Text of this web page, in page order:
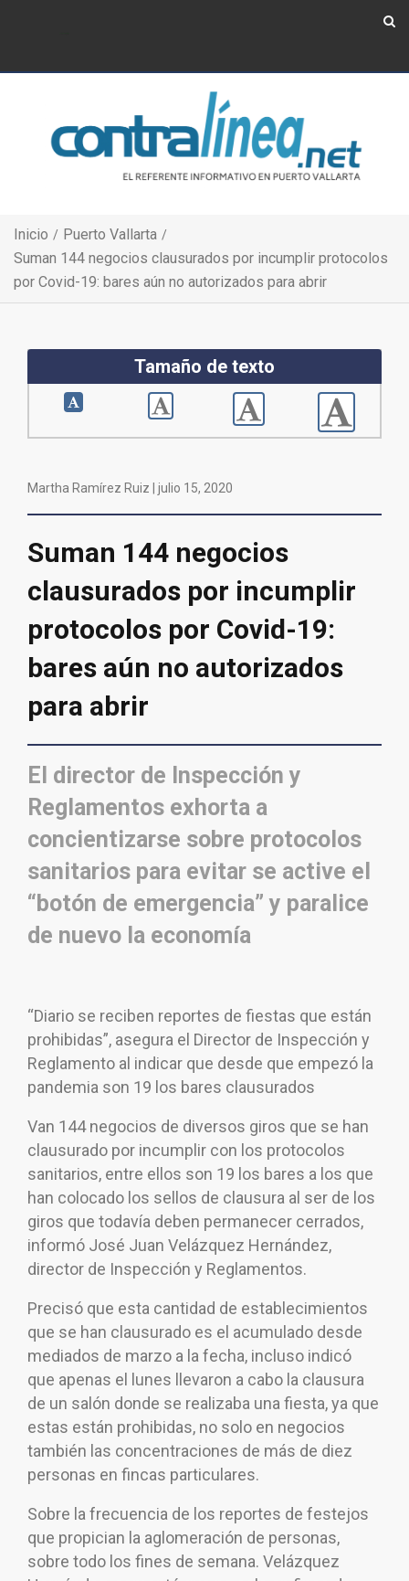
Inicio
Puerto Vallarta
Suman 144 negocios clausurados por incumplir protocolos
por Covid-19: bares aún no autorizados para abrir
Tamaño de texto
Martha Ramírez Ruiz | julio 15, 2020
Suman 144 negocios
clausurados por incumplir
protocolos por Covid-19:
bares aún no autorizados
para abrir
El director de Inspección y
Reglamentos exhorta a
concientizarse sobre protocolos
sanitarios para evitar se active el
“botón de emergencia” y paralice
de nuevo la economía
“Diario se reciben reportes de fiestas que están
prohibidas”, asegura el Director de Inspección y
Reglamento al indicar que desde que empezó la
pandemia son 19 los bares clausurados
Van 144 negocios de diversos giros que se han
clausurado por incumplir con los protocolos
sanitarios, entre ellos son 19 los bares a los que
han colocado los sellos de clausura al ser de los
giros que todavía deben permanecer cerrados,
informó José Juan Velázquez Hernández,
director de Inspección y Reglamentos.
Precisó que esta cantidad de establecimientos
que se han clausurado es el acumulado desde
mediados de marzo a la fecha, incluso indicó
que apenas el lunes llevaron a cabo la clausura
de un salón donde se realizaba una fiesta, ya que
estas están prohibidas, no solo en negocios
también las concentraciones de más de diez
personas en fincas particulares.
Sobre la frecuencia de los reportes de festejos
que propician la aglomeración de personas,
sobre todo los fines de semana. Velázquez